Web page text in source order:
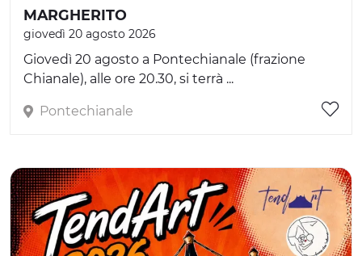
MARGHERITO
giovedì 20 agosto 2026
Giovedì 20 agosto a Pontechianale (frazione
Chianale), alle ore 20.30, si terrà ...
Pontechianale